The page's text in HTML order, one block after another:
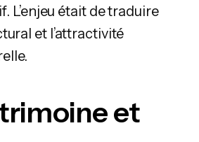
L’enjeu était de traduire
et l’attractivité
et